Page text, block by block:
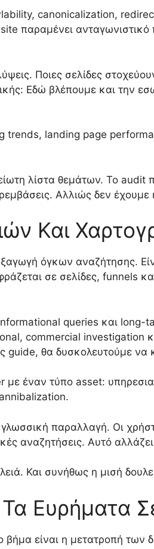
canonicalization,
παραμένει
Ποιες σελίδες
Εδώ βλέπουμε και την
trends, landing page
λίστα θεμάτων. Το
Αλλιώς δεν
Και
όγκων αναζήτησης.
σε σελίδες, funnels
queries και long-
commercial investigation
guide, θα δυσκολευτούμε
έναν τύπο asset:
γλωσσική παραλλαγή. Οι
αναζητήσεις. Αυτό
Και συνήθως η μισή
Ευρήματα
βήμα είναι η μετατροπή